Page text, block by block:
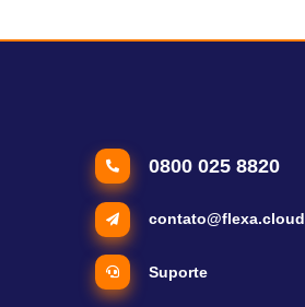
0800 025 8820
contato@flexa.cloud
Suporte